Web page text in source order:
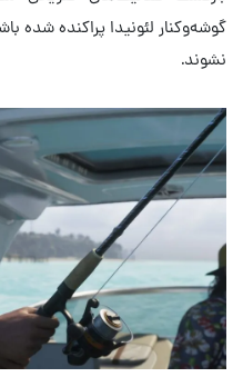
گوشه‌وکنار لئونیدا پراکنده
نشوند.